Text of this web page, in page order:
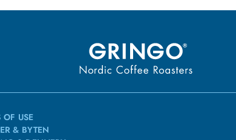
OF USE
& BYTEN